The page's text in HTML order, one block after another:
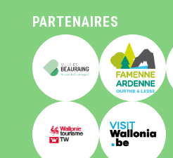
PARTENAIRES